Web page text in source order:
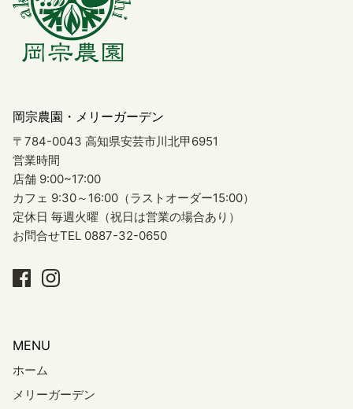
岡宗農園・メリーガーデン
〒784-0043 高知県安芸市川北甲6951
営業時間
店舗 9:00~17:00
カフェ 9:30～16:00（ラストオーダー15:00）
定休日 毎週火曜（祝日は営業の場合あり）
お問合せTEL 0887-32-0650
MENU
ホーム
メリーガーデン